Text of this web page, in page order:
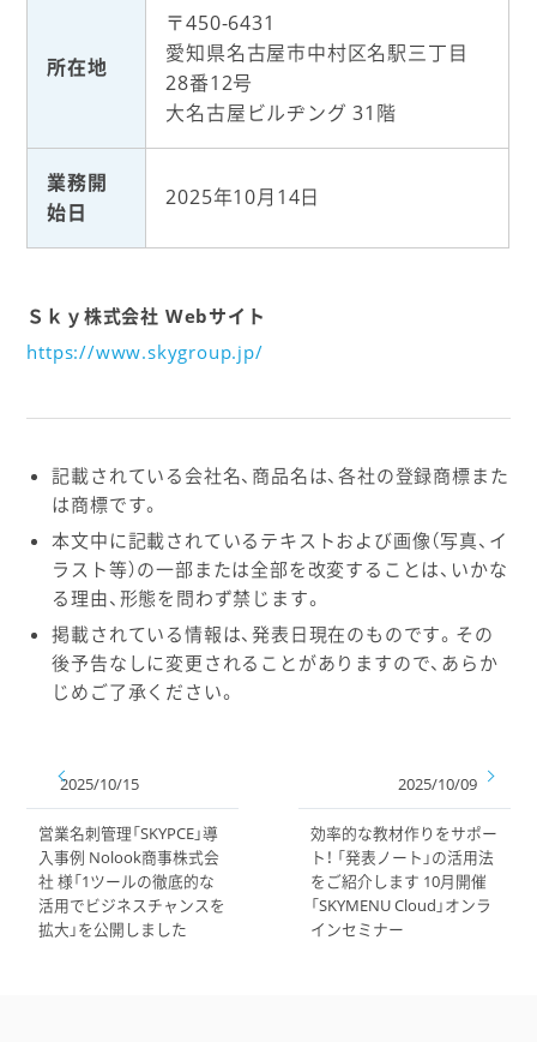
所在地
〒450-6431
愛知県名古屋市中村区名駅三丁目
28番12号
大名古屋ビルヂング 31階
業務開
始日
2025年10月14日
Ｓｋｙ株式会社 Webサイト
https://www.skygroup.jp/
記載されている会社名、商品名は、各社の登録商標また
は商標です。
本文中に記載されているテキストおよび画像（写真、イ
ラスト等）の一部または全部を改変することは、いかな
る理由、形態を問わず禁じます。
掲載されている情報は、発表日現在のものです。その
後予告なしに変更されることがありますので、あらか
じめご了承ください。
2025/10/15
営業名刺管理「SKYPCE」導
入事例 Nolook商事株式会
社 様「1ツールの徹底的な
活用でビジネスチャンスを
拡大」を公開しました
2025/10/09
効率的な教材作りをサポー
ト！ 「発表ノート」の活用法
をご紹介します 10月開催
「SKYMENU Cloud」オンラ
インセミナー